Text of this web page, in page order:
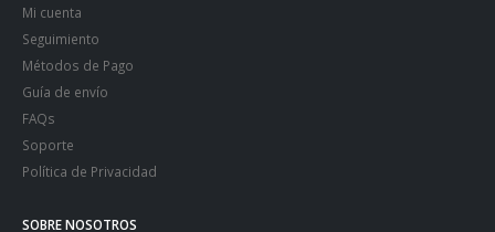
Mi cuenta
Seguimiento
Métodos de Pago
Guía de envío
FAQs
Soporte
Política de Privacidad
SOBRE NOSOTROS